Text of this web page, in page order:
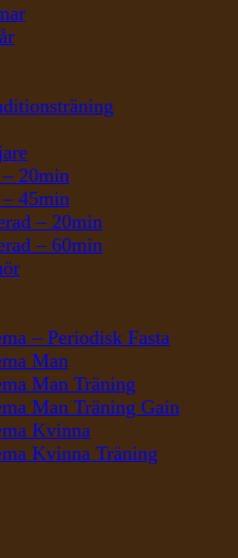
20min
45min
– 20min
– 60min
– Periodisk Fasta
Man
Man Träning
Man Träning Gain
Kvinna
Kvinna Träning